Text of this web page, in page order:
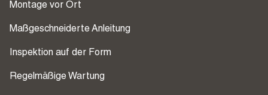
Montage vor Ort
Maßgeschneiderte Anleitung
Inspektion auf der Form
Regelmäßige Wartung